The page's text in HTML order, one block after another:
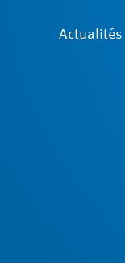
Actualités